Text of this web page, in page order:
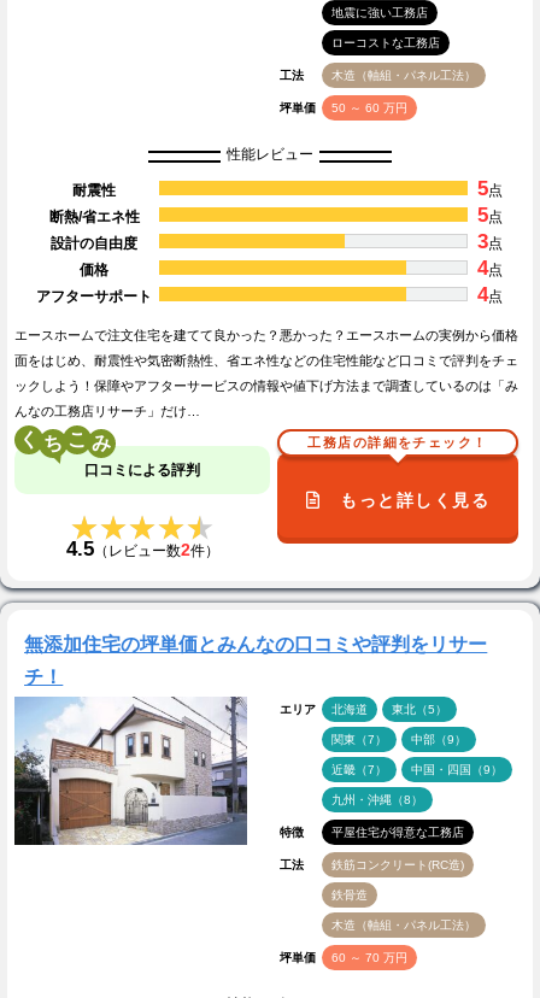
地震に強い工務店
ローコストな工務店
工法 木造（軸組・パネル工法）
坪単価 50 ～ 60 万円
性能レビュー
耐震性 5点
断熱/省エネ性
5点
設計の自由度
3点
価格
4点
アフターサポート
4点
エースホームで注文住宅を建てて良かった？悪かった？エースホームの実例から価格
面をはじめ、耐震性や気密断熱性、省エネ性などの住宅性能など口コミで評判をチェ
ックしよう！保障やアフターサービスの情報や値下げ方法まで調査しているのは「み
んなの工務店リサーチ」だけ…
く こ
口コミによる評判
★★★★★
★★★★★
4.5（レビュー数2件）
工務店の詳細をチェック！
もっと詳しく見る
無添加住宅の坪単価とみんなの口コミや評判をリサー
チ！
エリア 北海道 東北（5）
関東（7） 中部（9）
近畿（7） 中国・四国（9）
九州・沖縄（8）
特徴 平屋住宅が得意な工務店
工法 鉄筋コンクリート(RC造)
鉄骨造
木造（軸組・パネル工法）
坪単価 60 ～ 70 万円